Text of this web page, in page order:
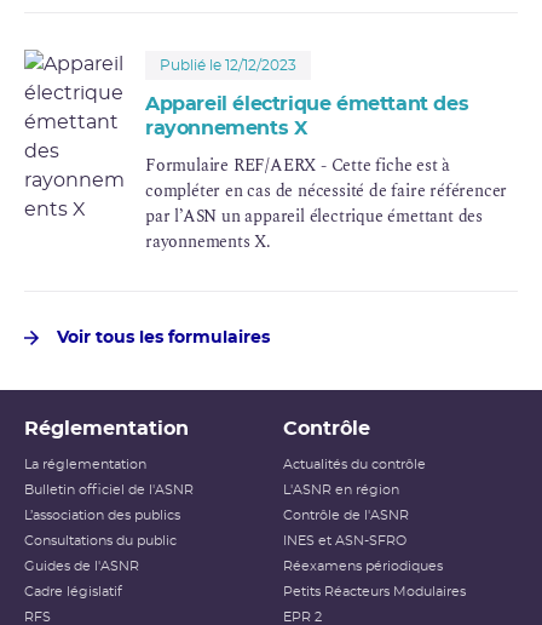
Publié le 12/12/2023
Appareil électrique émettant des
rayonnements X
Formulaire REF/AERX - Cette fiche est à
compléter en cas de nécessité de faire référencer
par l’ASN un appareil électrique émettant des
rayonnements X.
Voir tous les formulaires
Réglementation
La réglementation
Bulletin officiel de l'ASNR
L’association des publics
Consultations du public
Guides de l'ASNR
Cadre législatif
RFS
Contrôle
Actualités du contrôle
L'ASNR en région
Contrôle de l'ASNR
INES et ASN-SFRO
Réexamens périodiques
Petits Réacteurs Modulaires
EPR 2